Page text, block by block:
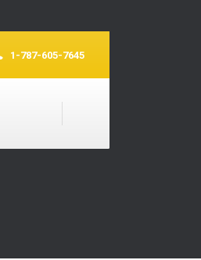
1-787-605-7645